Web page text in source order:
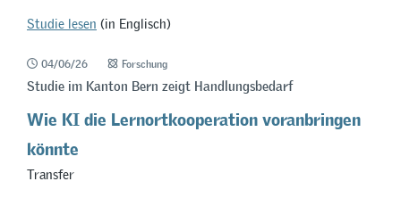
Studie lesen (in Englisch)
04/06/26 Forschung
Studie im Kanton Bern zeigt Handlungsbedarf
Wie KI die Lernortkooperation voranbringen
könnte
Transfer